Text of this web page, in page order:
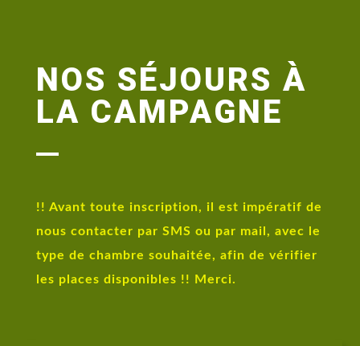
NOS SÉJOURS À
LA CAMPAGNE
!! Avant toute inscription, il est impératif de
nous contacter par SMS ou par mail, avec le
type de chambre souhaitée, afin de vérifier
les places disponibles !! Merci.